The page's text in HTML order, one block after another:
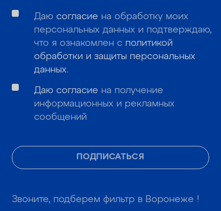
ПОДПИСАТЬСЯ
Даю согласие на обработку моих
персональных данных и подтверждаю,
что я ознакомлен с политикой
обработки и защиты персональных
данных.
Даю согласие на получение
информационных и рекламных
сообщений
Звоните, подберем фильтр в Воронеже !